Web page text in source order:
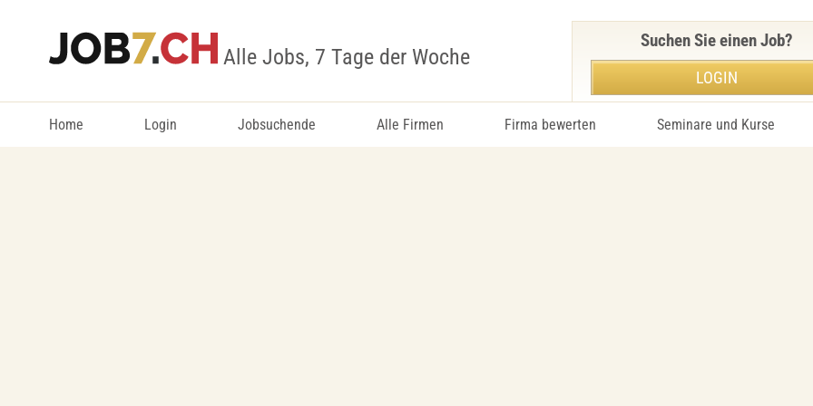
Alle Jobs, 7 Tage der Woche
Home Login Jobsuchende Alle Firmen Firma bewerten Seminare und Kurse
Suchen Sie einen Job?
LOGIN